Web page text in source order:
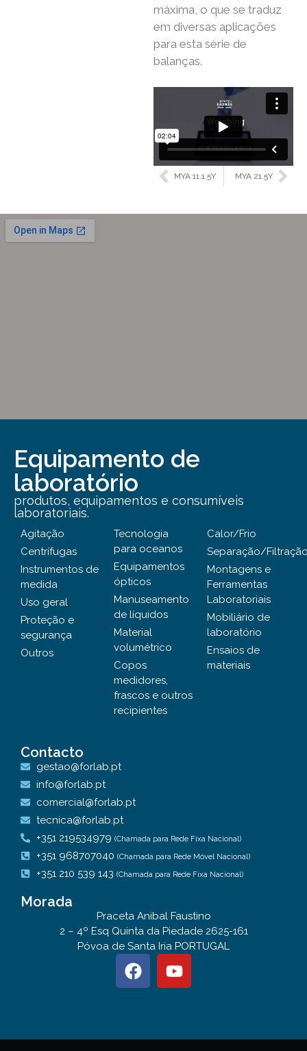
máxima, o que se traduz
em diversas aplicações
para esta série de
balanças.
MYA 11.1.5Y MYA 21.5Y
Equipamento de
laboratório
produtos, equipamentos e consumíveis
laboratoriais.
Agitação
Centrífugas
Instrumentos de
medida
Uso geral
Proteção e
segurança
Outros
Tecnologia
para oceanos
Equipamentos
ópticos
Manuseamento
de líquidos
Material
volumétrico
Copos
medidores,
frascos e outros
recipientes
Calor/Frio
Separação/
Montagens e
Ferramentas
Laboratoriais
Mobiliário de
laboratório
Ensaios de
materiais
Contacto
gestao@forlab.pt
info@forlab.pt
comercial@forlab.pt
tecnica@forlab.pt
+351 219534979 (Chamada para Rede Fixa Nacional)
+351 968707040 (Chamada para Rede Móvel Nacional)
+351 210 539 143 (Chamada para Rede Fixa Nacional)
Morada
Praceta Anibal Faustino
2 – 4º Esq Quinta da Piedade 2625-161
Póvoa de Santa Iria PORTUGAL